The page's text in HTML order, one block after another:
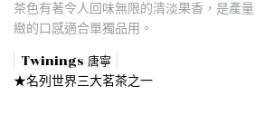
茶色有著令人回味無限的清淡果香，是產
緻的口感適合單獨品用。
Twinings 唐寧
★名列世界三大茗茶之一